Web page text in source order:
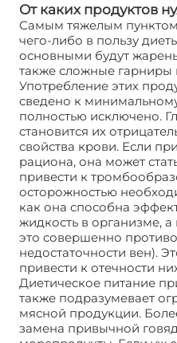
От каких продуктов
Самым тяжелым пунктом
чего-либо в пользу
основными будут
также сложные гарниры
Употребление этих
сведено к
полностью исключено.
становится их
свойства крови. Если
рациона, она может
привести к
осторожностью
как она способна
жидкость в организме,
это совершенно
недостаточности вен).
привести к отечности
Диетическое питание
также подразумевает
мясной продукции.
замена привычной